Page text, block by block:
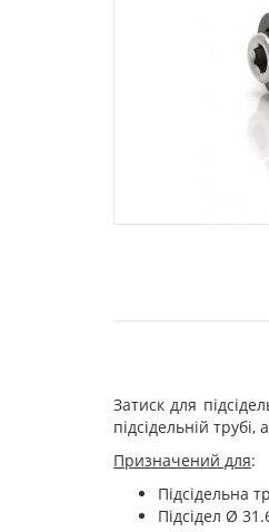
Затиск для
підсідельній трубі,
Призначений для:
Підсідельна
Підсідел Ø